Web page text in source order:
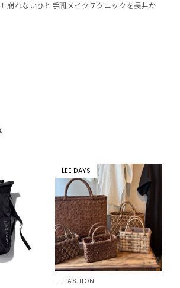
崩れないひと手間メイクテクニックを長井か
LEE DAYS
FASHION